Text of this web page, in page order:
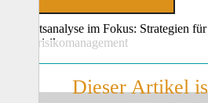
Bonitätsanalyse im Fokus: Strategien
Kreditrisikomanagement
Dieser Artikel